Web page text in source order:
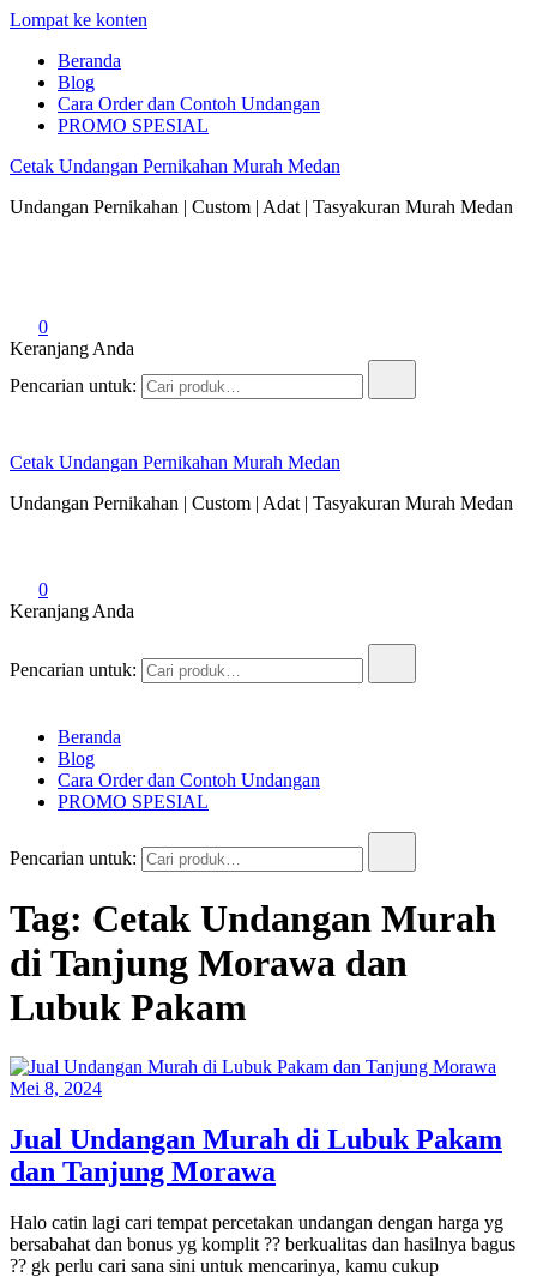
Lompat ke konten
Beranda
Blog
Cara Order dan Contoh Undangan
PROMO SPESIAL
Cetak Undangan Pernikahan Murah Medan
Undangan Pernikahan | Custom | Adat | Tasyakuran Murah Medan
0
Keranjang Anda
Pencarian untuk:
Cetak Undangan Pernikahan Murah Medan
Undangan Pernikahan | Custom | Adat | Tasyakuran Murah Medan
0
Keranjang Anda
Pencarian untuk:
Beranda
Blog
Cara Order dan Contoh Undangan
PROMO SPESIAL
Pencarian untuk:
Tag: Cetak Undangan Murah
di Tanjung Morawa dan
Lubuk Pakam
Mei 8, 2024
Jual Undangan Murah di Lubuk Pakam
dan Tanjung Morawa
Halo catin lagi cari tempat percetakan undangan dengan harga yg
bersabahat dan bonus yg komplit ?? berkualitas dan hasilnya bagus
?? gk perlu cari sana sini untuk mencarinya, kamu cukup